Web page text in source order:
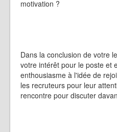
motivation ?
Dans la conclusion de votre
votre intérêt pour le poste et
enthousiasme à l'idée de
les recruteurs pour leur
rencontre pour discuter